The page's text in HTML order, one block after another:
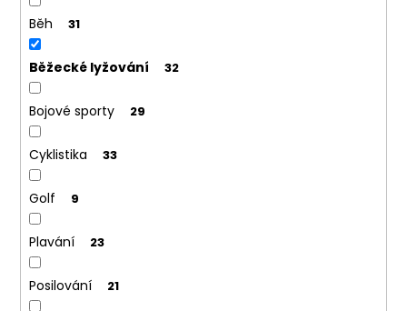
Běh 31
Běžecké lyžování 32
Bojové sporty 29
Cyklistika 33
Golf 9
Plavání 23
Posilování 21